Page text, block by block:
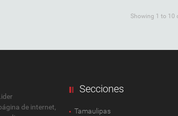
Showing 1 to 10
de internet,
Secciones
Tamaulipas